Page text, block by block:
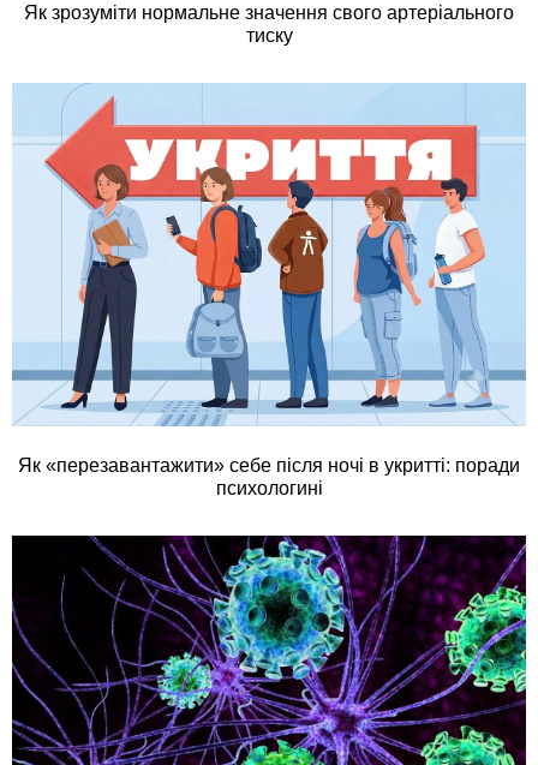
Як зрозуміти нормальне значення свого артеріального
тиску
Як «перезавантажити» себе після ночі в укритті: поради
психологині